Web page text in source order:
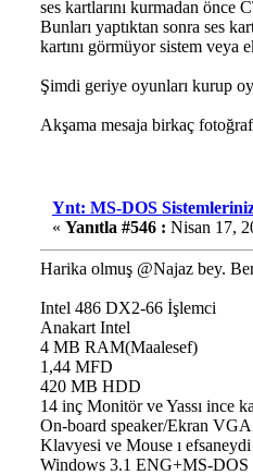
ses kartlarını kurmadan önce
Bunları yaptıktan sonra ses
kartını görmüyor sistem veya
Şimdi geriye oyunları kurup
Akşama mesaja birkaç
Ynt: MS-DOS
« Yanıtla #546 : Nisan 17,
Harika olmuş @Najaz bey.
Intel 486 DX2-66 İşlemci
Anakart Intel
4 MB RAM(Maalesef)
1,44 MFD
420 MB HDD
14 inç Monitör ve Yassı ince
On-board speaker/Ekran VGA
Klavyesi ve Mouse ı efsaneydi
Windows 3.1 ENG+MS-DOS